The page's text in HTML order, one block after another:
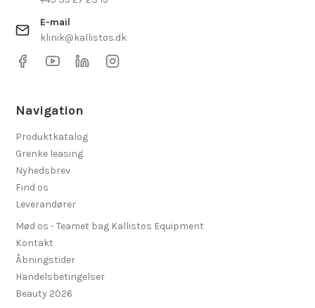
E-mail
klinik@kallistos.dk
Navigation
Produktkatalog
Grenke leasing
Nyhedsbrev
Find os
Leverandører
Mød os - Teamet bag Kallistos Equipment
Kontakt
Åbningstider
Handelsbetingelser
Beauty 2026